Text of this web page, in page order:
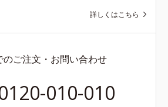
詳しくはこちら
のご注文・お問い合わせ
010-010